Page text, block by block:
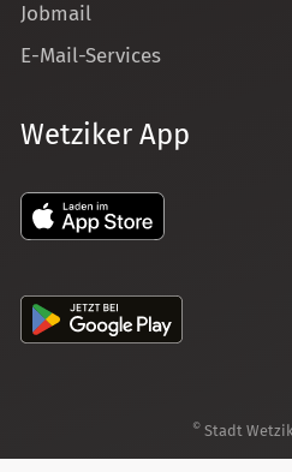
Jobmail
E-Mail-Services
Wetziker App
© Stadt